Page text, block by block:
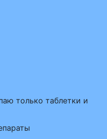
только таблетки и